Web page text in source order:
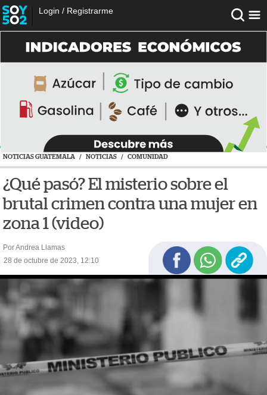
Login / Registrarme
NOTICIAS GUATEMALA / NOTICIAS / COMUNIDAD
¿Qué pasó? El misterio sobre el
brutal crimen contra una mujer en
zona 1 (video)
Por Andrea Llamas
28 de octubre de 2023, 12:10